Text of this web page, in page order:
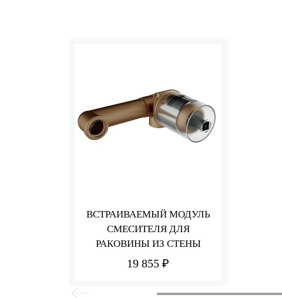
ВСТРАИВАЕМЫЙ МОДУЛЬ
СМЕСИТЕЛЯ ДЛЯ
РАКОВИНЫ ИЗ СТЕНЫ
19 855 ₽